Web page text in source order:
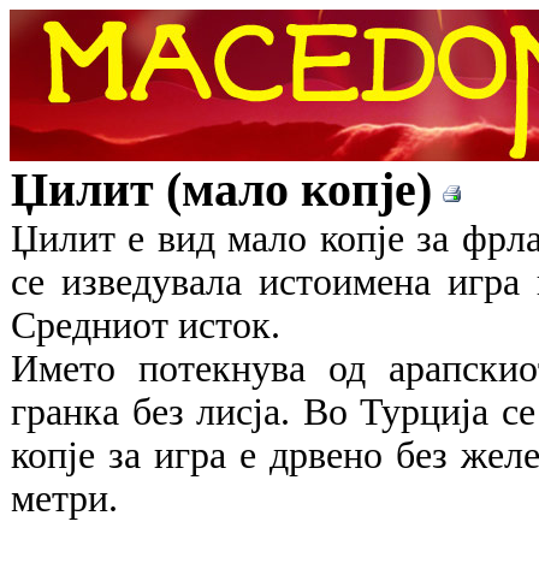
Џилит (мало копје)
Џилит е вид мало копје за
се изведувала истоимена
Средниот исток.
Името потекнува од
гранка без лисја. Во Турција
копје за игра е дрвено без
метри.